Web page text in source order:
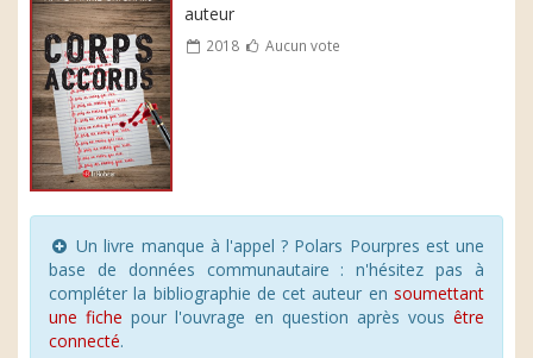
auteur
2018 Aucun vote
Un livre manque à l'appel ? Polars Pourpres est une
base de données communautaire : n'hésitez pas à
compléter la bibliographie de cet auteur en soumettant
une fiche pour l'ouvrage en question après vous être
connecté.